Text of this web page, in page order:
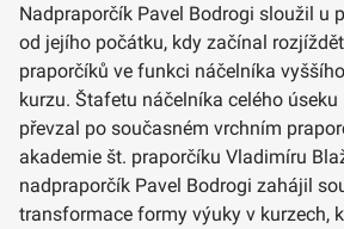
Nadpraporčík Pavel Bodrogi sloužil u
od jejího počátku, kdy začínal
praporčíků ve funkci náčelníka
kurzu. Štafetu náčelníka celého
převzal po současném vrchním
akademie št. praporčíku Vladimíru
nadpraporčík Pavel Bodrogi zahájil
transformace formy výuky v kurzech,